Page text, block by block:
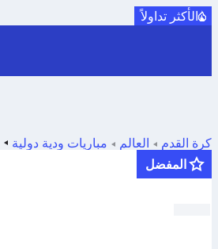
الأكثر تداولاً
كرة القدم العالم مباريات ودية دولية
المفضل